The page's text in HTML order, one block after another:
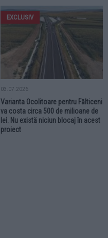
EXCLUSIV
03.07.2026
Varianta Ocolitoare pentru Fălticeni
va costa circa 500 de milioane de
lei. Nu există niciun blocaj în acest
proiect